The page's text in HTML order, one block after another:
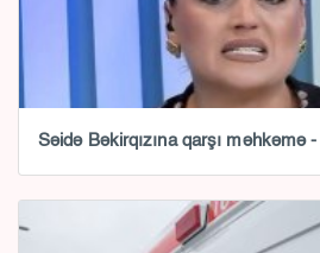
Səidə Bəkirqızına qarşı məhkəmə -